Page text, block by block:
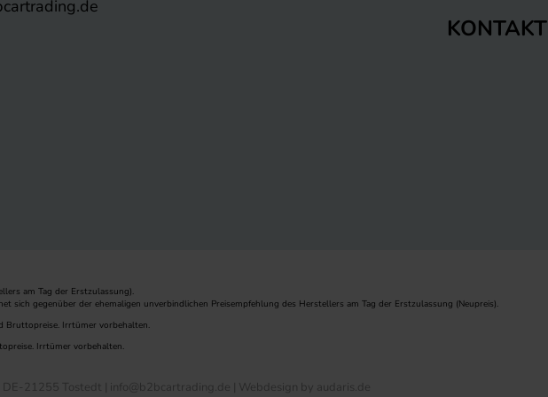
KONTAKT
am Tag der Erstzulassung).
sich gegenüber der ehemaligen unverbindlichen Preisempfehlung des Herstellers am Tag der Erstzulassung (Neupreis).
Bruttopreise. Irrtümer vorbehalten.
Irrtümer vorbehalten.
21255 Tostedt | info@b2bcartrading.de | Webdesign by audaris.de